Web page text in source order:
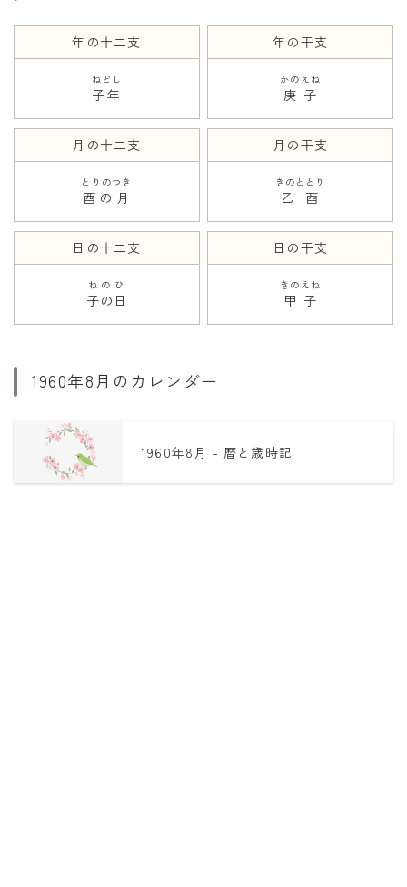
年の十二支
子年
ねどし
年の干支
庚子
かのえね
月の十二支
酉の月
とりのつき
月の干支
乙酉
きのととり
日の十二支
子の日
ねのひ
日の干支
甲子
きのえね
1960年8月のカレンダー
1960年8月 - 暦と歳時記